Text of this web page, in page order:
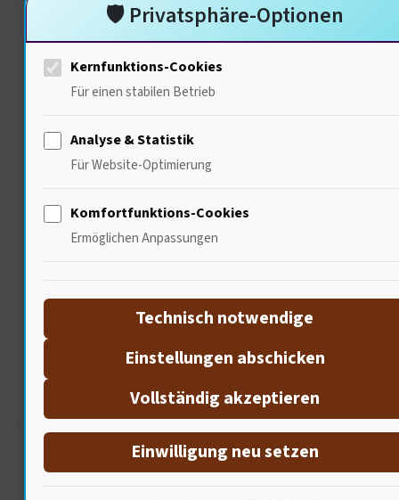
„Ich habe gelernt, mit Druck
umzugehen. Aber jeder Weg
ist anders.“
Steffi Graf über die psychischen
Belastungen im Profisport und
Destanee Aiavas mutigen Rückzug –
ein Dialog über mentale
Gesundheit.
GESUNDHEIT
UNSER ANSPRUCH
🛡️ Privatsphäre-Optionen
Kernfunktions-Cookies
Für einen stabilen Betrieb
Analyse & Statistik
Für Website-Optimierung
Komfortfunktions-Cookies
Ermöglichen Anpassungen
Technisch notwendige
Einstellungen abschicken
Vollständig akzeptieren
Einwilligung neu setzen